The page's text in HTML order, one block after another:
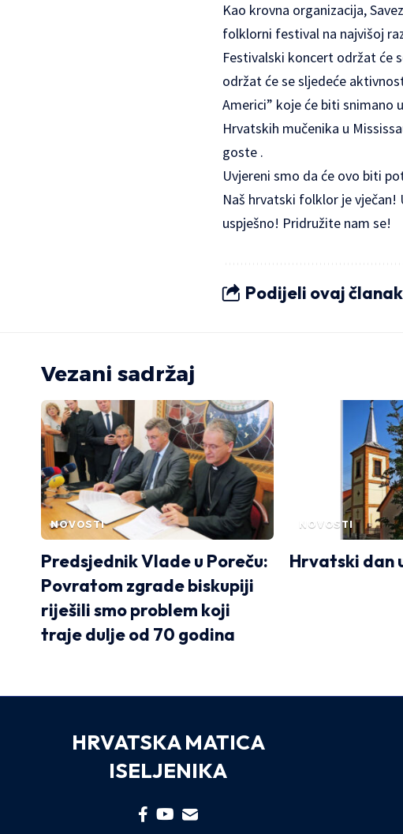
Kao krovna organizacija,
folklorni festival na najvišoj
Festivalski koncert održat će
održat će se sljedeće
Americi” koje će biti snimano
Hrvatskih mučenika u
goste .
Uvjereni smo da će ovo biti
Naš hrvatski folklor je vječan!
uspješno! Pridružite nam se!
Podijeli ovaj članak
Vezani sadržaj
NOVOSTI
Predsjednik Vlade u Poreču:
Povratom zgrade biskupiji
riješili smo problem koji
traje dulje od 70 godina
NOVOSTI
Hrvatski dan
HRVATSKA MATICA
ISELJENIKA